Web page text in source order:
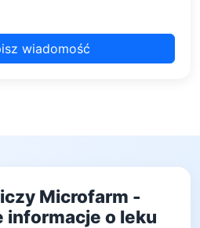
wiadomość
Microfarm -
informacje o leku